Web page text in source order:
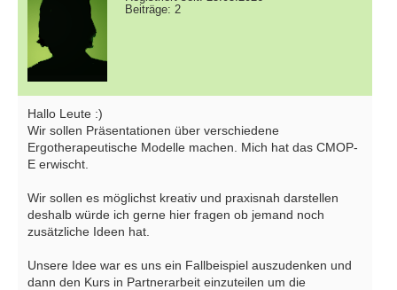
Beiträge: 2
Hallo Leute :)
Wir sollen Präsentationen über verschiedene
Ergotherapeutische Modelle machen. Mich hat das CMOP-
E erwischt.
Wir sollen es möglichst kreativ und praxisnah darstellen
deshalb würde ich gerne hier fragen ob jemand noch
zusätzliche Ideen hat.
Unsere Idee war es uns ein Fallbeispiel auszudenken und
dann den Kurs in Partnerarbeit einzuteilen um die